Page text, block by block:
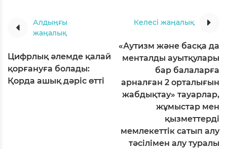
Алдыңғы
жаңалық
Цифрлық әлемде қалай
қорғануға болады:
Қорда ашық дәріс өтті
Келесі жаңалық
«Аутизм және басқа да
менталды ауытқулары
бар балаларға
арналған 2 орталығын
жабдықтау» тауарлар,
жұмыстар мен
қызметтерді
мемлекеттік сатып алу
тәсілімен алу туралы